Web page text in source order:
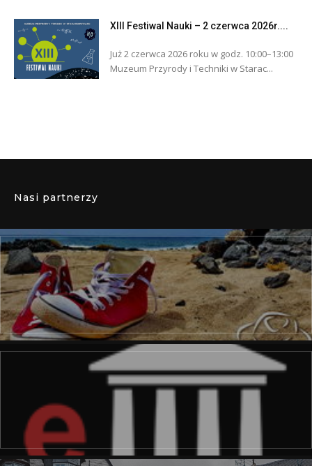
XIII Festiwal Nauki – 2 czerwca 2026r....
Już 2 czerwca 2026 roku w godz. 10:00–13:00
Muzeum Przyrody i Techniki w Starac...
Nasi partnerzy